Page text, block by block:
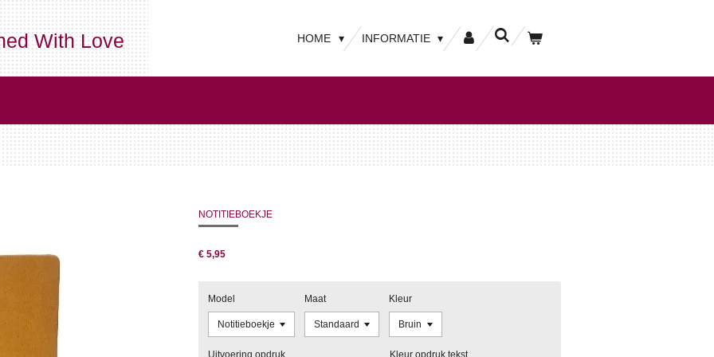
With Love HOME INFORMATIE
NOTITIEBOEKJE
€ 5,95
Model Maat Kleur
Uitvoering opdruk Kleur opdruk tekst